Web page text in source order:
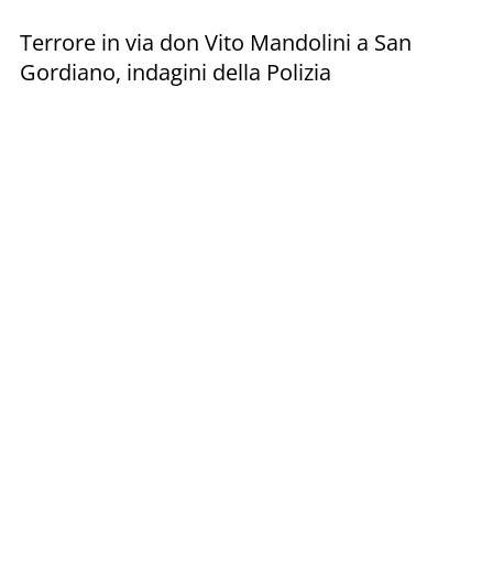
Terrore in via don Vito Mandolini a San
Gordiano, indagini della Polizia